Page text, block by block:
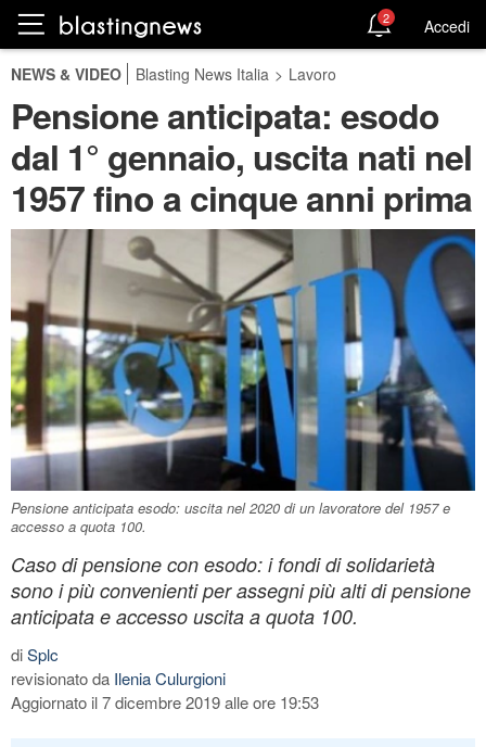
2 Accedi
NEWS & VIDEO Blasting News Italia > Lavoro
Pensione anticipata: esodo
dal 1° gennaio, uscita nati nel
1957 fino a cinque anni prima
Pensione anticipata esodo: uscita nel 2020 di un lavoratore del 1957 e
accesso a quota 100.
Caso di pensione con esodo: i fondi di solidarietà
sono i più convenienti per assegni più alti di pensione
anticipata e accesso uscita a quota 100.
diSplc
revisionato da Ilenia Culurgioni
Aggiornato il 7 dicembre 2019 alle ore 19:53